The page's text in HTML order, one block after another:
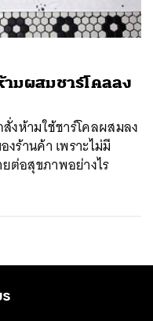
มผสมชาร์โคลลง
งห้ามใช้ชาร์โคลผสมลง
ร้านค้า เพราะไม่มี
ต่อสุขภาพอย่างไร
EMAIL